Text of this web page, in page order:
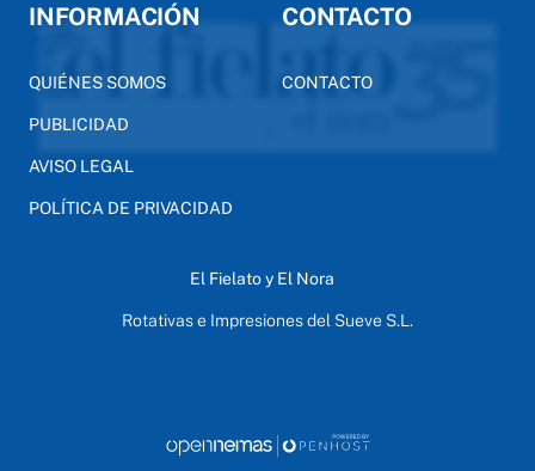
INFORMACIÓN
QUIÉNES SOMOS
PUBLICIDAD
AVISO LEGAL
POLÍTICA DE PRIVACIDAD
CONTACTO
CONTACTO
El Fielato y El Nora
Rotativas e Impresiones del Sueve S.L.